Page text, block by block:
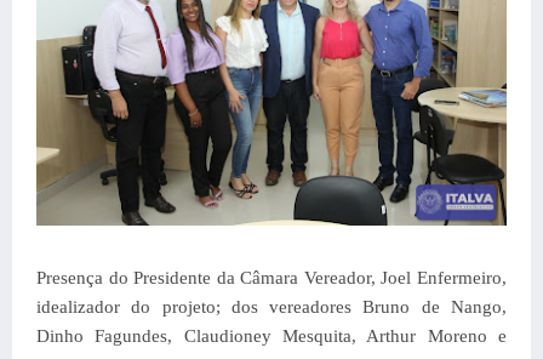
Presença do Presidente da Câmara Vereador, Joel Enfermeiro,
idealizador do projeto; dos vereadores Bruno de Nango,
Dinho Fagundes, Claudioney Mesquita, Arthur Moreno e